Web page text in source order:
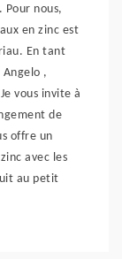
nous,
en zinc est
En tant
,
vous invite à
de
offre un
avec les
au petit